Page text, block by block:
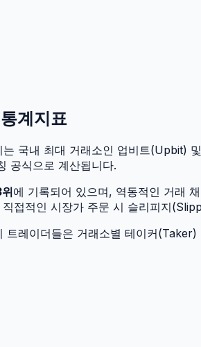
계지표
국내 최대 거래소인 업비트(Upbit)
공식으로 계산됩니다.
위에 기록되어 있으며, 역동적인 거래
접적인 시장가 주문 시 슬리피지
레이더들은 거래소별 테이커